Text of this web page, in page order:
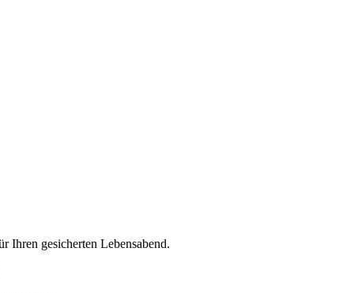
Ihren gesicherten Lebensabend.